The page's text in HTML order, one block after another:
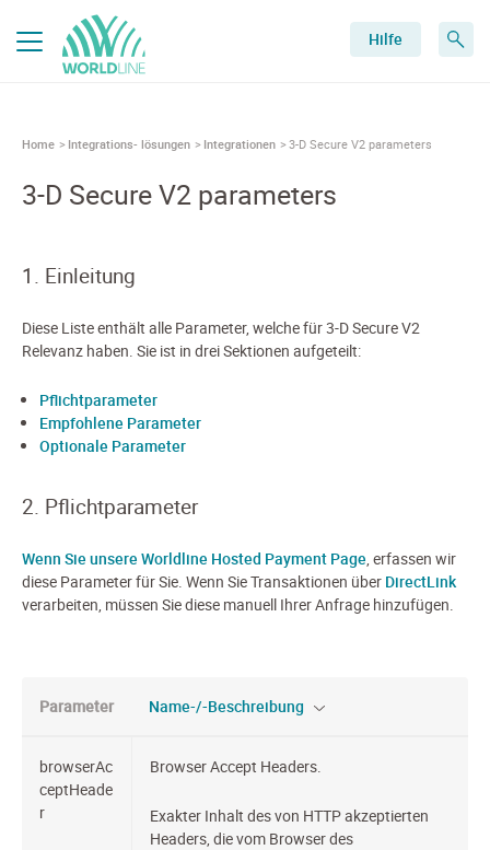
Hilfe
Home Integrations- lösungen Integrationen 3-D Secure V2 parameters
3-D Secure V2 parameters
1. Einleitung
Diese Liste enthält alle Parameter, welche für 3-D Secure V2
Relevanz haben. Sie ist in drei Sektionen aufgeteilt:
Pflichtparameter
Empfohlene Parameter
Optionale Parameter
2. Pflichtparameter
Wenn Sie unsere Worldline Hosted Payment Page, erfassen wir
diese Parameter für Sie. Wenn Sie Transaktionen über DirectLink
verarbeiten, müssen Sie diese manuell Ihrer Anfrage hinzufügen.
Parameter Name-/-Beschreibung
browserAc
ceptHeade
r
Browser Accept Headers.
Exakter Inhalt des von HTTP akzeptierten
Headers, die vom Browser des